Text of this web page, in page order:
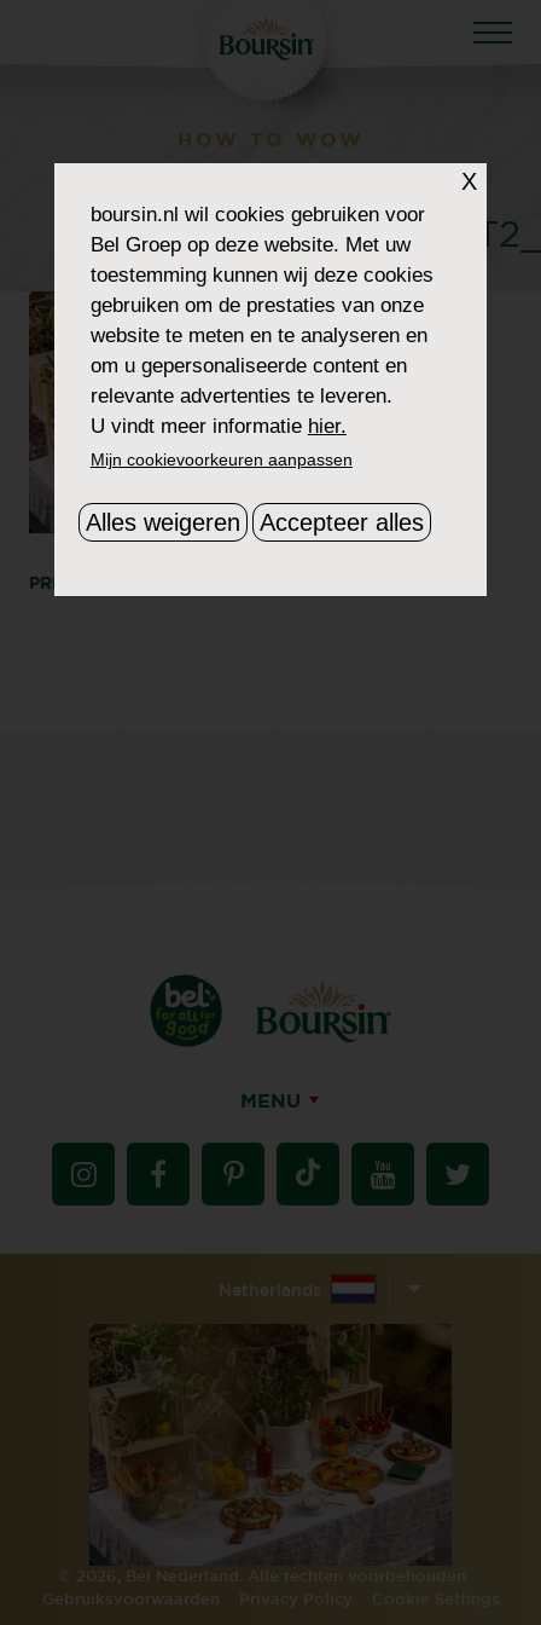
HOW TO WOW
PRINT
MENU
Netherlands
© 2026, Bel Nederland. Alle rechten voorbehouden.
Gebruiksvoorwaarden
Privacy Policy Cookie Settings
X
boursin.nl wil cookies gebruiken voor
Bel Groep op deze website. Met uw
toestemming kunnen wij deze cookies
gebruiken om de prestaties van onze
website te meten en te analyseren en
om u gepersonaliseerde content en
relevante advertenties te leveren.
U vindt meer informatie hier.
Mijn cookievoorkeuren aanpassen
Alles weigeren Accepteer alles